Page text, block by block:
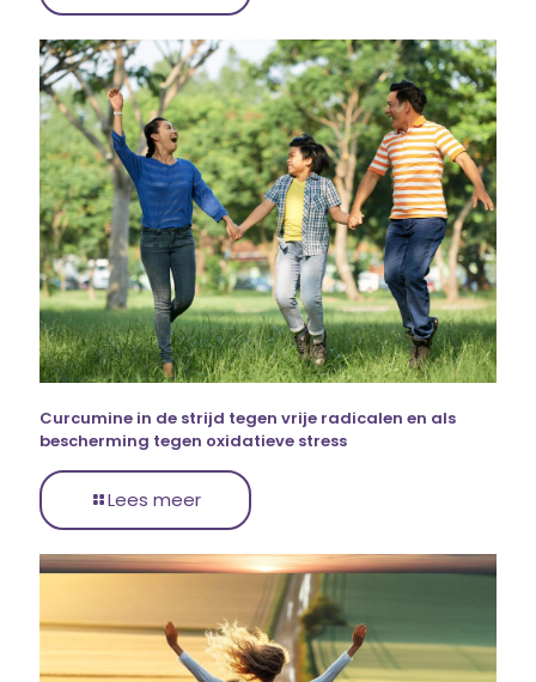
Curcumine in de strijd tegen vrije radicalen en als
bescherming tegen oxidatieve stress
Lees meer